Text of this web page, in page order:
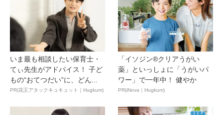
いま最も相談したい保育士・
てぃ先生がアドバイス！ 子ど
もの“おてつだい”に、どん...
PR(花王アタックキュキュット｜Hugkum)
「イソジン®クリアうがい
薬」といっしょに「うがいパ
ワー」で一年中！ 健やか
PR(iNova｜Hugkum)